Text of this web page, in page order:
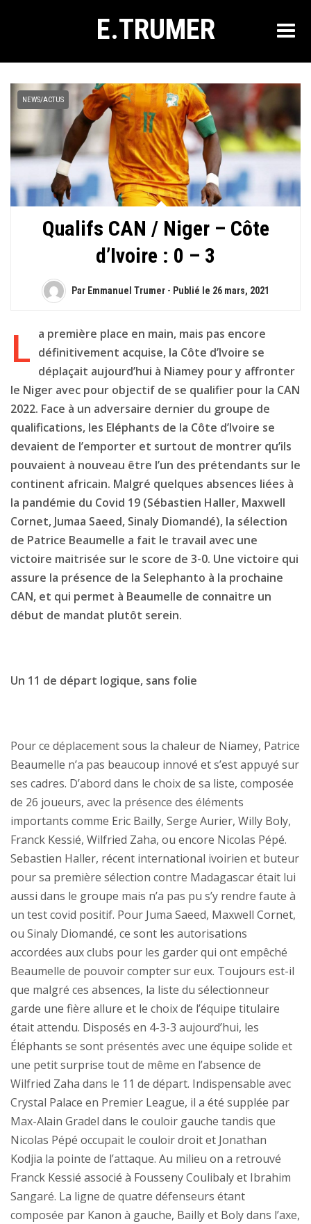
E.TRUMER
NEWS/ACTUS
Qualifs CAN / Niger – Côte
d’Ivoire : 0 – 3
Par Emmanuel Trumer - Publié le 26 mars, 2021
L a première place en main, mais pas encore
définitivement acquise, la Côte d’Ivoire se
déplaçait aujourd’hui à Niamey pour y affronter
le Niger avec pour objectif de se qualifier pour la CAN
2022. Face à un adversaire dernier du groupe de
qualifications, les Eléphants de la Côte d’Ivoire se
devaient de l’emporter et surtout de montrer qu’ils
pouvaient à nouveau être l’un des prétendants sur le
continent africain. Malgré quelques absences liées à
la pandémie du Covid 19 (Sébastien Haller, Maxwell
Cornet, Jumaa Saeed, Sinaly Diomandé), la sélection
de Patrice Beaumelle a fait le travail avec une
victoire maitrisée sur le score de 3-0. Une victoire qui
assure la présence de la Selephanto à la prochaine
CAN, et qui permet à Beaumelle de connaitre un
début de mandat plutôt serein.
Un 11 de départ logique, sans folie
Pour ce déplacement sous la chaleur de Niamey, Patrice
Beaumelle n’a pas beaucoup innové et s’est appuyé sur
ses cadres. D’abord dans le choix de sa liste, composée
de 26 joueurs, avec la présence des éléments
importants comme Eric Bailly, Serge Aurier, Willy Boly,
Franck Kessié, Wilfried Zaha, ou encore Nicolas Pépé.
Sebastien Haller, récent international ivoirien et buteur
pour sa première sélection contre Madagascar était lui
aussi dans le groupe mais n’a pas pu s’y rendre faute à
un test covid positif. Pour Juma Saeed, Maxwell Cornet,
ou Sinaly Diomandé, ce sont les autorisations
accordées aux clubs pour les garder qui ont empêché
Beaumelle de pouvoir compter sur eux. Toujours est-il
que malgré ces absences, la liste du sélectionneur
garde une fière allure et le choix de l’équipe titulaire
était attendu. Disposés en 4-3-3 aujourd’hui, les
Éléphants se sont présentés avec une équipe solide et
une petit surprise tout de même en l’absence de
Wilfried Zaha dans le 11 de départ. Indispensable avec
Crystal Palace en Premier League, il a été supplée par
Max-Alain Gradel dans le couloir gauche tandis que
Nicolas Pépé occupait le couloir droit et Jonathan
Kodjia la pointe de l’attaque. Au milieu on a retrouvé
Franck Kessié associé à Fousseny Coulibaly et Ibrahim
Sangaré. La ligne de quatre défenseurs étant
composée par Kanon à gauche, Bailly et Boly dans l’axe,